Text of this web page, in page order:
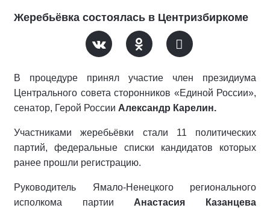
Жеребьёвка состоялась в Центризбиркоме
В процедуре принял участие член президиума
Центрального совета сторонников «Единой России»,
сенатор, Герой России Александр Карелин.
Участниками жеребьёвки стали 11 политических
партий, федеральные списки кандидатов которых
ранее прошли регистрацию.
Руководитель Ямало-Ненецкого регионального
исполкома партии Анастасия Казанцева